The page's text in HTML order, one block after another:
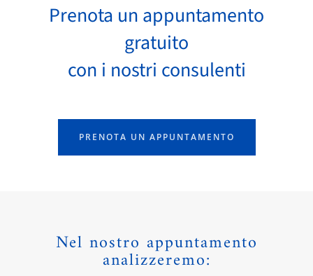
Prenota un appuntamento
gratuito
con i nostri consulenti
PRENOTA UN APPUNTAMENTO
Nel nostro appuntamento
analizzeremo: